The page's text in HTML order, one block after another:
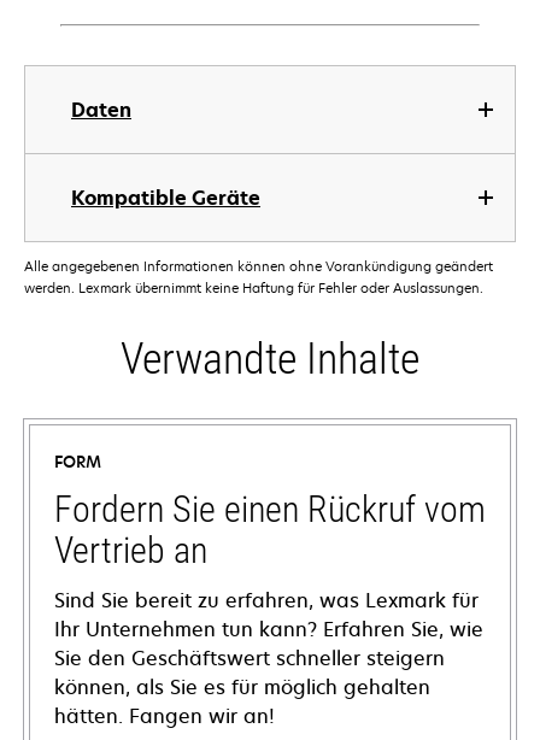
Daten
Kompatible Geräte
Alle angegebenen Informationen können ohne Vorankündigung geändert
werden. Lexmark übernimmt keine Haftung für Fehler oder Auslassungen.
Verwandte Inhalte
FORM
Fordern Sie einen Rückruf vom
Vertrieb an
Sind Sie bereit zu erfahren, was Lexmark für
Ihr Unternehmen tun kann? Erfahren Sie, wie
Sie den Geschäftswert schneller steigern
können, als Sie es für möglich gehalten
hätten. Fangen wir an!